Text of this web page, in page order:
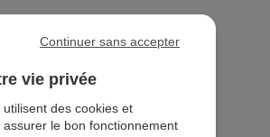
fragilesDispositif d'alerte
vie privée
utilisent des cookies et
le bon fonctionnement
Continuer sans accepter